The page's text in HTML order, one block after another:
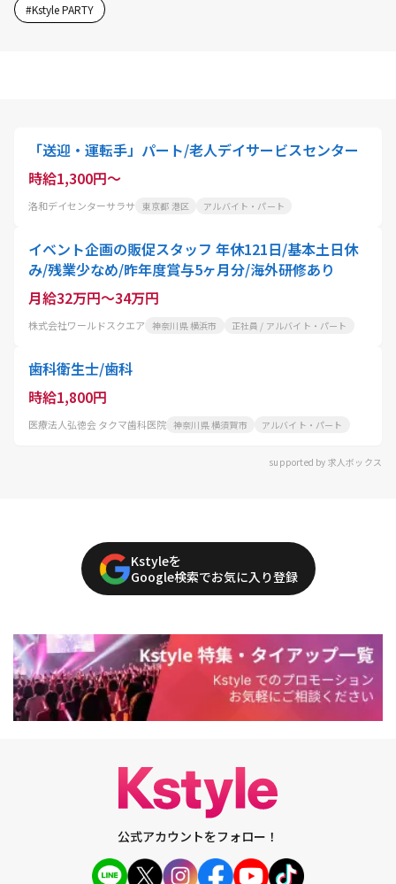
#Kstyle PARTY
「送迎・運転手」パート/老人デイサービスセンター
時給1,300円～
洛和デイセンターサラサ 東京都 港区 アルバイト・パート
イベント企画の販促スタッフ 年休121日/基本土日休
み/残業少なめ/昨年度賞与5ヶ月分/海外研修あり
月給32万円～34万円
株式会社ワールドスクエア 神奈川県 横浜市 正社員 / アルバイト・パート
歯科衛生士/歯科
時給1,800円
医療法人弘徳会 タクマ歯科医院 神奈川県 横須賀市 アルバイト・パート
supported by 求人ボックス
Kstyleを
Google検索でお気に入り登録
公式アカウントをフォロー！